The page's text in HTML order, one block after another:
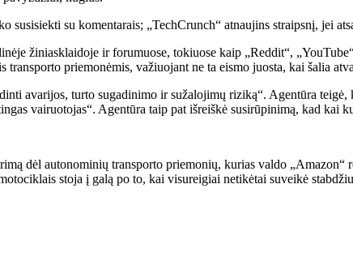
su komentarais; „TechCrunch“ atnaujins straipsnį, jei
žiniasklaidoje ir forumuose, tokiuose kaip „Reddit“,
priemonėmis, važiuojant ne ta eismo juosta, kai šalia
avarijos, turto sugadinimo ir sužalojimų riziką“. Agentūra teigė,
vairuotojas“. Agentūra taip pat išreiškė susirūpinimą, kad kai
dėl autonominių transporto priemonių, kurias valdo „Amazon“
stoja į galą po to, kai visureigiai netikėtai suveikė